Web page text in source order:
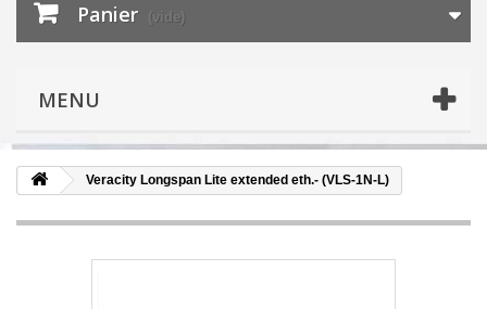
Panier (vide)
MENU
Veracity Longspan Lite extended eth.- (VLS-1N-L)